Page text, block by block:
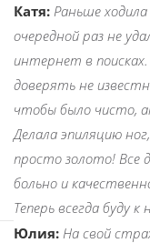
Катя: Раньше
очередной раз не
интернет в поисках.
доверять не
чтобы было чисто,
Делала эпиляцию
просто золото! Все
больно и
Теперь всегда буду
Юлия: На свой